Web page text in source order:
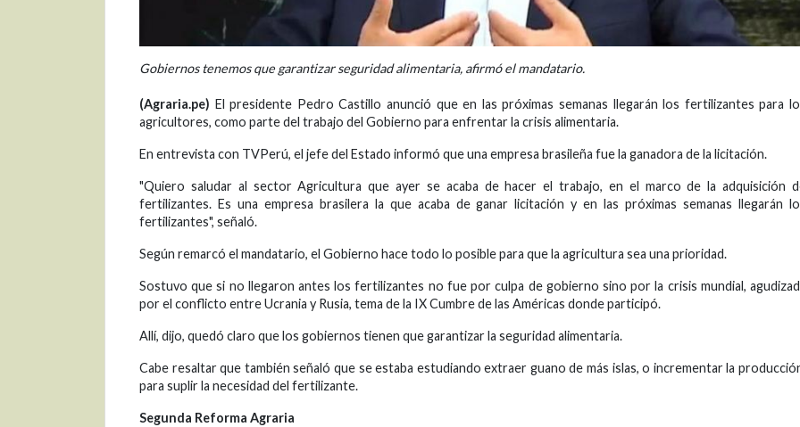
Gobiernos tenemos que garantizar seguridad alimentaria, afirmó el mandatario.
(Agraria.pe) El presidente Pedro Castillo anunció que en las próximas semanas llegarán los fertilizantes para
agricultores, como parte del trabajo del Gobierno para enfrentar la crisis alimentaria.
En entrevista con TVPerú, el jefe del Estado informó que una empresa brasileña fue la ganadora de la licitación.
"Quiero saludar al sector Agricultura que ayer se acaba de hacer el trabajo, en el marco de la adquisición
fertilizantes. Es una empresa brasilera la que acaba de ganar licitación y en las próximas semanas llegarán
fertilizantes", señaló.
Según remarcó el mandatario, el Gobierno hace todo lo posible para que la agricultura sea una prioridad.
Sostuvo que si no llegaron antes los fertilizantes no fue por culpa de gobierno sino por la crisis mundial,
por el conflicto entre Ucrania y Rusia, tema de la IX Cumbre de las Américas donde participó.
Allí, dijo, quedó claro que los gobiernos tienen que garantizar la seguridad alimentaria.
Cabe resaltar que también señaló que se estaba estudiando extraer guano de más islas, o incrementar la
para suplir la necesidad del fertilizante.
Segunda Reforma Agraria